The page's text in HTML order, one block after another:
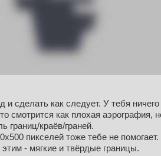
сделать как следует. У тебя
смотрится как плохая аэрография,
границ/краёв/граней.
пикселей тоже тебе не помогает.
- мягкие и твёрдые границы.